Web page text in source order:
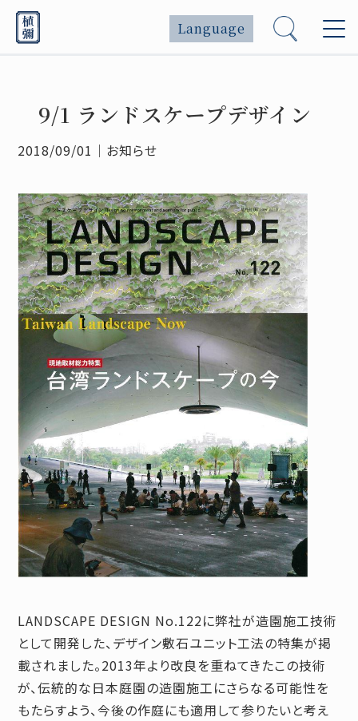
Language
9/1 ランドスケープデザイン
2018/09/01 ｜ お知らせ
LANDSCAPE DESIGN No.122に弊社が造園施工技術
として開発した、デザイン敷石ユニット工法の特集が掲
載されました。2013年より改良を重ねてきたこの技術
が、伝統的な日本庭園の造園施工にさらなる可能性を
もたらすよう、今後の作庭にも適用して参りたいと考え